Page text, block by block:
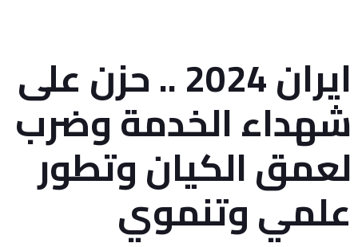
ايران 2024 .. حزن على
شهداء الخدمة وضرب
لعمق الكيان وتطور
علمي وتنموي